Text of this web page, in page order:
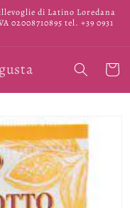
di Latino Loredana
02008710895 tel. +39 0931